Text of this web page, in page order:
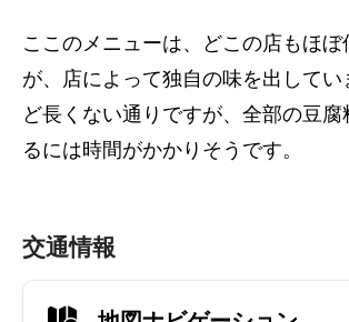
ここのメニューは、どこの店もほぼ
が、店によって独自の味を出してい
ど長くない通りですが、全部の豆腐
るには時間がかかりそうです。
交通情報